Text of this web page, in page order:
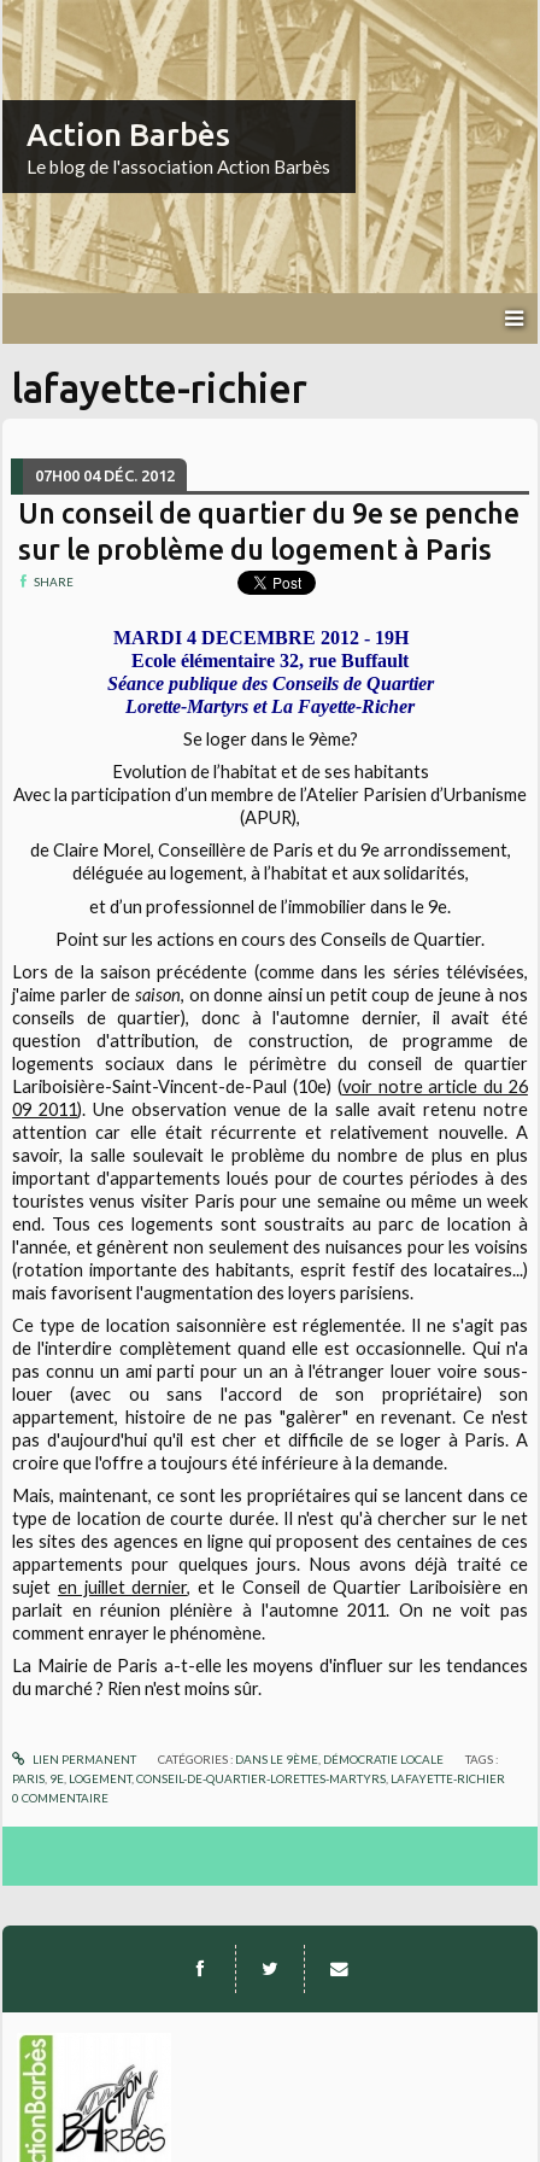
Action Barbès
Le blog de l'association Action Barbès
lafayette-richier
07H00 04 DÉC. 2012
Un conseil de quartier du 9e se penche
sur le problème du logement à Paris
SHARE
MARDI 4 DECEMBRE 2012 - 19H
Ecole élémentaire 32, rue Buffault
Séance publique des Conseils de Quartier
Lorette-Martyrs et La Fayette-Richer
Se loger dans le 9ème?
Evolution de l’habitat et de ses habitants
Avec la participation d’un membre de l’Atelier Parisien d’Urbanisme
(APUR),
de Claire Morel, Conseillère de Paris et du 9e arrondissement,
déléguée au logement, à l’habitat et aux solidarités,
et d’un professionnel de l’immobilier dans le 9e.
Point sur les actions en cours des Conseils de Quartier.
Lors de la saison précédente (comme dans les séries télévisées,
j'aime parler de saison, on donne ainsi un petit coup de jeune à nos
conseils de quartier), donc à l'automne dernier, il avait été
question d'attribution, de construction, de programme de
logements sociaux dans le périmètre du conseil de quartier
Lariboisière-Saint-Vincent-de-Paul (10e) (voir notre article du 26
09 2011). Une observation venue de la salle avait retenu notre
attention car elle était récurrente et relativement nouvelle. A
savoir, la salle soulevait le problème du nombre de plus en plus
important d'appartements loués pour de courtes périodes à des
touristes venus visiter Paris pour une semaine ou même un week
end. Tous ces logements sont soustraits au parc de location à
l'année, et génèrent non seulement des nuisances pour les voisins
(rotation importante des habitants, esprit festif des locataires...)
mais favorisent l'augmentation des loyers parisiens.
Ce type de location saisonnière est réglementée. Il ne s'agit pas
de l'interdire complètement quand elle est occasionnelle. Qui n'a
pas connu un ami parti pour un an à l'étranger louer voire sous-
louer (avec ou sans l'accord de son propriétaire) son
appartement, histoire de ne pas "galèrer" en revenant. Ce n'est
pas d'aujourd'hui qu'il est cher et difficile de se loger à Paris. A
croire que l'offre a toujours été inférieure à la demande.
Mais, maintenant, ce sont les propriétaires qui se lancent dans ce
type de location de courte durée. Il n'est qu'à chercher sur le net
les sites des agences en ligne qui proposent des centaines de ces
appartements pour quelques jours. Nous avons déjà traité ce
sujet en juillet dernier, et le Conseil de Quartier Lariboisière en
parlait en réunion plénière à l'automne 2011. On ne voit pas
comment enrayer le phénomène.
La Mairie de Paris a-t-elle les moyens d'influer sur les tendances
du marché ? Rien n'est moins sûr.
LIEN PERMANENT CATÉGORIES : DANS LE 9ÈME, DÉMOCRATIE LOCALE
TAGS :
PARIS 9E LOGEMENT,CONSEIL-DE-QUARTIER-LORETTES-MARTYRS LAFAYETTE-RICHIER
0 COMMENTAIRE